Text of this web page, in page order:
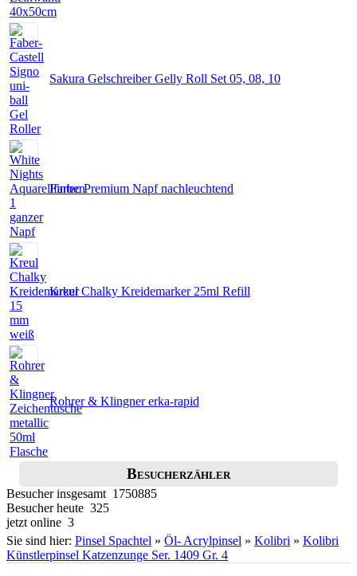
Sakura Gelschreiber Gelly Roll Set 05, 08, 10
Fintec Premium Napf nachleuchtend
Kreul Chalky Kreidemarker 25ml Refill
Rohrer & Klingner erka-rapid
Besucherzähler
Besucher insgesamt 1750885
Besucher heute 325
jetzt online 3
Sie sind hier: Pinsel Spachtel » Öl- Acrylpinsel » Kolibri » Kolibri
Künstlerpinsel Katzenzunge Ser. 1409 Gr. 4